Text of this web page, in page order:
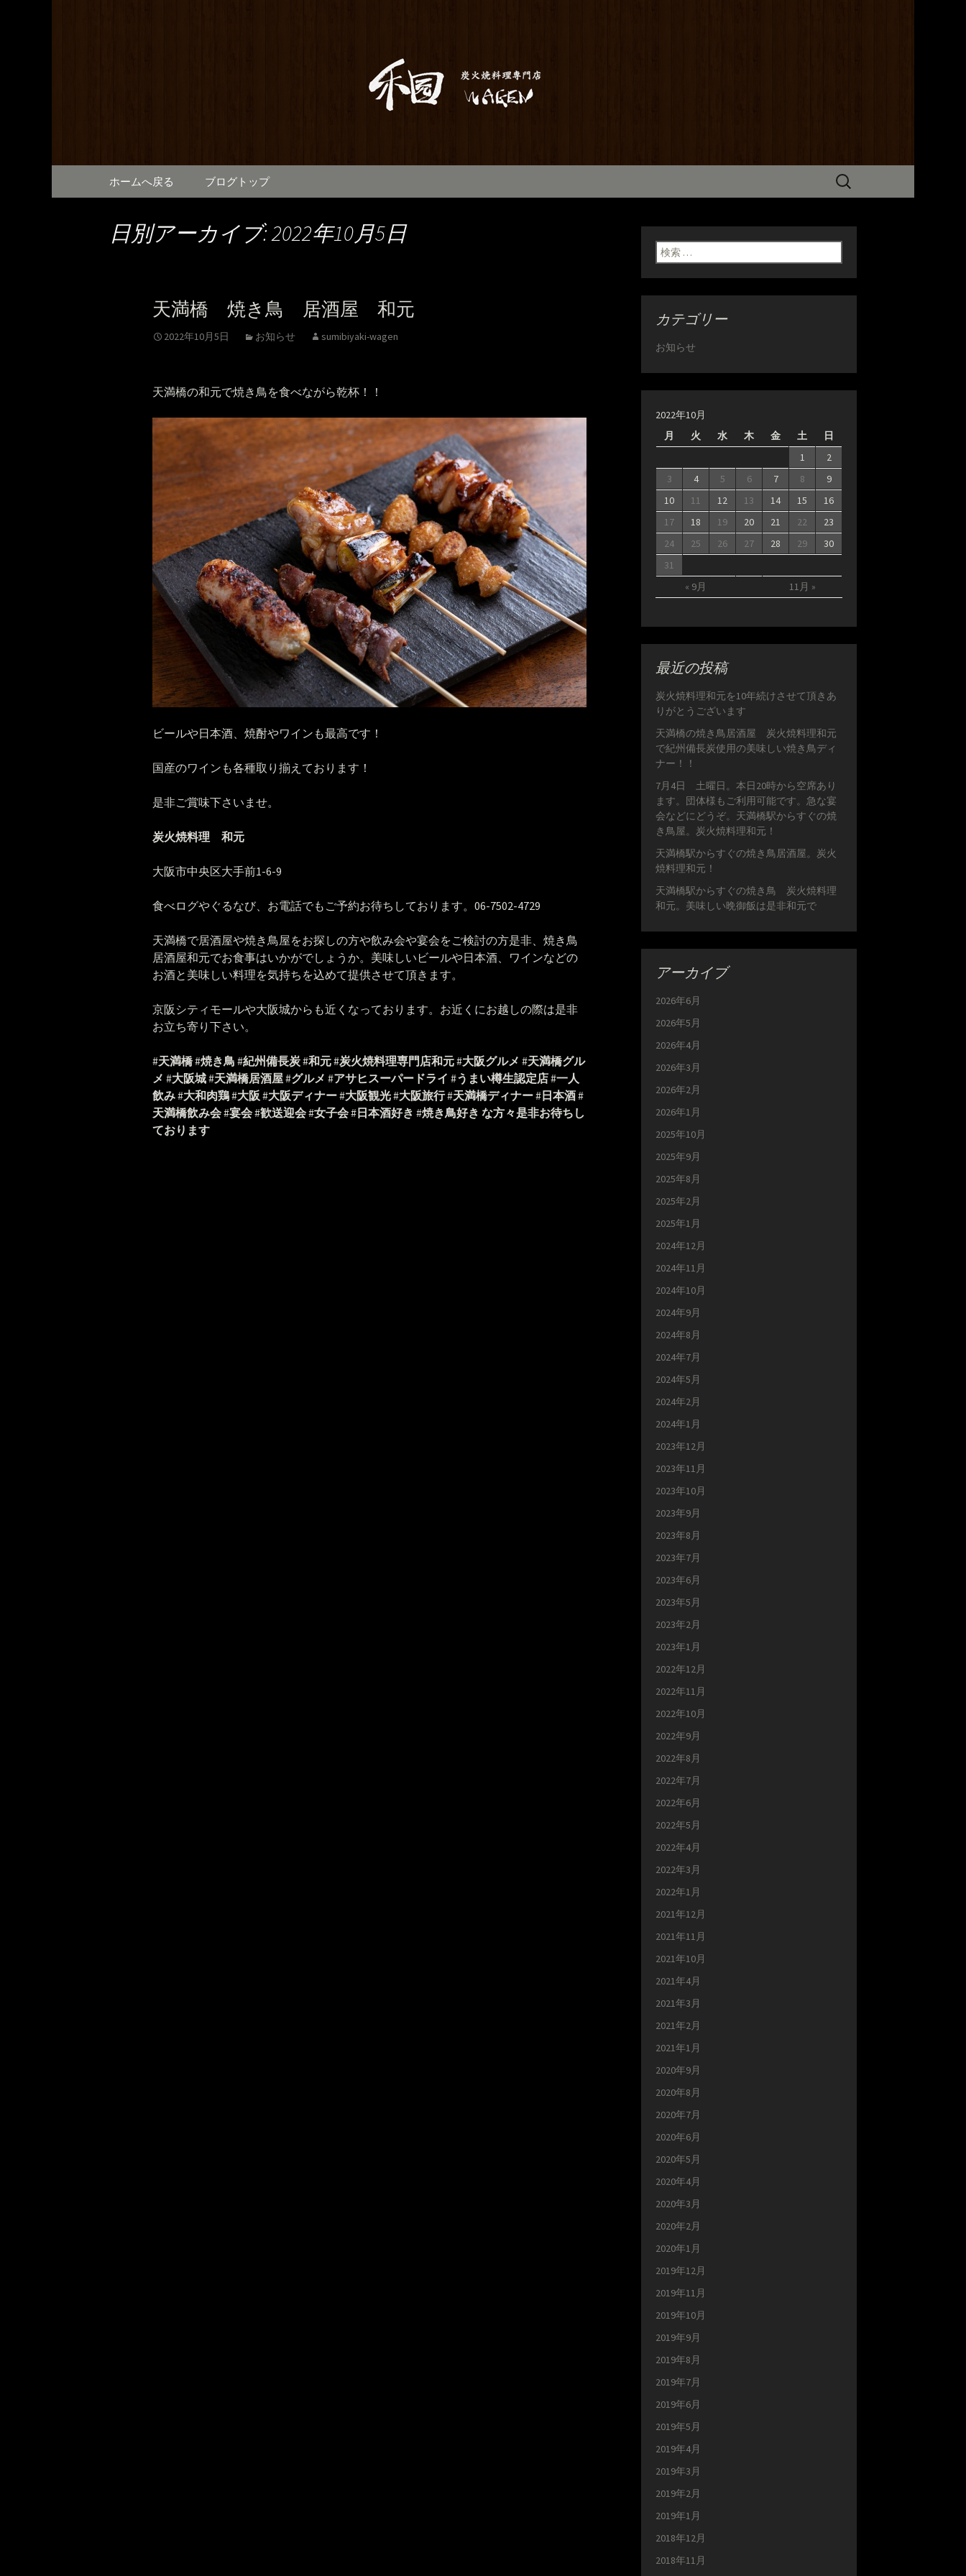
和元からのお知らせ
コンテンツへ移動
ホームへ戻る ブログトップ
検
日別アーカイブ: 2022年10月5日
天満橋 焼き鳥 居酒屋 和元
2022年10月5日 お知らせ sumibiyaki-wagen
天満橋の和元で焼き鳥を食べながら乾杯！！
ビールや日本酒、焼酎やワインも最高です！
国産のワインも各種取り揃えております！
是非ご賞味下さいませ。
炭火焼料理 和元
大阪市中央区大手前1-6-9
食べログやぐるなび、お電話でもご予約お待ちしております。06-7502-4729
天満橋で居酒屋や焼き鳥屋をお探しの方や飲み会や宴会をご検討の方是非、焼き鳥
居酒屋和元でお食事はいかがでしょうか。美味しいビールや日本酒、ワインなどの
お酒と美味しい料理を気持ちを込めて提供させて頂きます。
京阪シティモールや大阪城からも近くなっております。お近くにお越しの際は是非
お立ち寄り下さい。
#天満橋#焼き鳥 #紀州備長炭#和元#炭火焼料理専門店和元#大阪グルメ #天満橋グル
メ #大阪城#天満橋居酒屋#グルメ #アサヒスーパードライ #うまい樽生認定店#一人
飲み#大和肉鶏#大阪 #大阪ディナー#大阪観光#大阪旅行#天満橋ディナー#日本酒#
天満橋飲み会#宴会#歓送迎会#女子会#日本酒好き #焼き鳥好き な方々是非お待ちし
ております
検索:
カテゴリー
お知らせ
2022年10月
月
火 水 木 金 土 日
« 9月 11月 »
1
2
3
4 5 6 7 8
9
10
11 12 13 14 15
16
17
18 19 20 21 22
23
24
25 26 27 28 29
30
31
最近の投稿
炭火焼料理和元を10年続けさせて頂きあ
りがとうございます
天満橋の焼き鳥居酒屋 炭火焼料理和元
で紀州備長炭使用の美味しい焼き鳥ディ
ナー！！
7月4日 土曜日。本日20時から空席あり
ます。団体様もご利用可能です。急な宴
会などにどうぞ。天満橋駅からすぐの焼
き鳥屋。炭火焼料理和元！
天満橋駅からすぐの焼き鳥居酒屋。炭火
焼料理和元！
天満橋駅からすぐの焼き鳥 炭火焼料理
和元。美味しい晩御飯は是非和元で
アーカイブ
2026年6月
2026年5月
2026年4月
2026年3月
2026年2月
2026年1月
2025年10月
2025年9月
2025年8月
2025年2月
2025年1月
2024年12月
2024年11月
2024年10月
2024年9月
2024年8月
2024年7月
2024年5月
2024年2月
2024年1月
2023年12月
2023年11月
2023年10月
2023年9月
2023年8月
2023年7月
2023年6月
2023年5月
2023年2月
2023年1月
2022年12月
2022年11月
2022年10月
2022年9月
2022年8月
2022年7月
2022年6月
2022年5月
2022年4月
2022年3月
2022年1月
2021年12月
2021年11月
2021年10月
2021年4月
2021年3月
2021年2月
2021年1月
2020年9月
2020年8月
2020年7月
2020年6月
2020年5月
2020年4月
2020年3月
2020年2月
2020年1月
2019年12月
2019年11月
2019年10月
2019年9月
2019年8月
2019年7月
2019年6月
2019年5月
2019年4月
2019年3月
2019年2月
2019年1月
2018年12月
2018年11月